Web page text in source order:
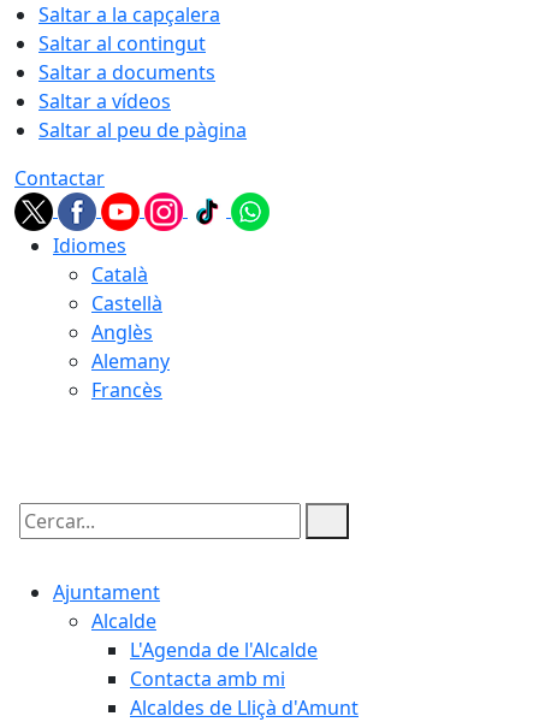
Saltar a la capçalera
Saltar al contingut
Saltar a documents
Saltar a vídeos
Saltar al peu de pàgina
Contactar
Idiomes
Català
Castellà
Anglès
Alemany
Francès
Cercar:
Ajuntament
Alcalde
L'Agenda de l'Alcalde
Contacta amb mi
Alcaldes de Lliçà d'Amunt